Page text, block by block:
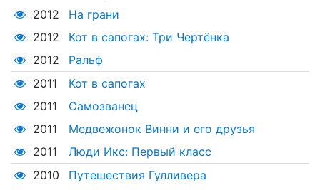
2012
На грани
2012
Кот в сапогах: Три Чертёнка
2012
Ральф
2011
Кот в сапогах
2011
Самозванец
2011
Медвежонок Винни и его друзья
2011
Люди Икс: Первый класс
2010
Путешествия Гулливера